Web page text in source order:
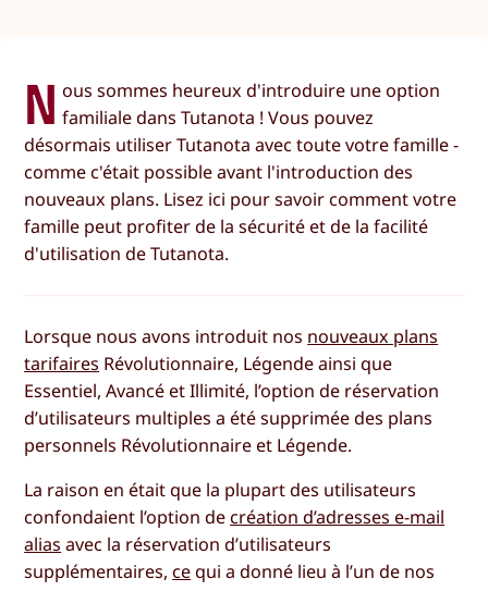
N ous sommes heureux d'introduire une option
familiale dans Tutanota ! Vous pouvez
désormais utiliser Tutanota avec toute votre famille -
comme c'était possible avant l'introduction des
nouveaux plans. Lisez ici pour savoir comment votre
famille peut profiter de la sécurité et de la facilité
d'utilisation de Tutanota.
Lorsque nous avons introduit nos nouveaux plans
tarifaires Révolutionnaire, Légende ainsi que
Essentiel, Avancé et Illimité, l’option de réservation
d’utilisateurs multiples a été supprimée des plans
personnels Révolutionnaire et Légende.
La raison en était que la plupart des utilisateurs
confondaient l’option de création d’adresses e-mail
alias avec la réservation d’utilisateurs
supplémentaires, ce qui a donné lieu à l’un de nos